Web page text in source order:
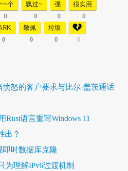
个
0
飘过~
0
强
0
很实用
0
0
敬佩
0
垃圾
0 0
愤怒的客户要求与比尔·盖茨通话
语言重写Windows 11
出？
即时数据库克隆
为理解IPv6过渡机制